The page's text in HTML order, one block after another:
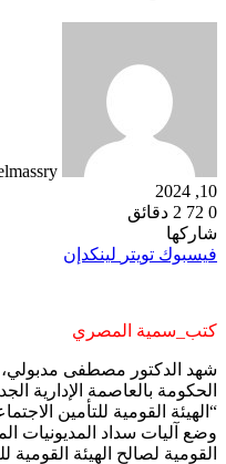
10, 2024
0
2 دقائق
شاركها
فيسبوك تويتر لينكدإن
كتب_سمية المصري
شهد الدكتور مصطفى مدبولي،
الحكومة بالعاصمة الإدارية
“الهيئة القومية للتأمين
وضع آليات سداد المديونيات
القومية لصالح الهيئة القومية